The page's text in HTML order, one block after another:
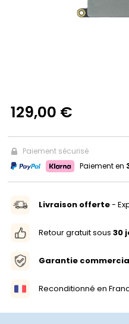
129,00 €
Paiement sécurisé
Paiement en
Livraison offerte-
Retour gratuit sous 30
Garantie
Reconditionné en
FR